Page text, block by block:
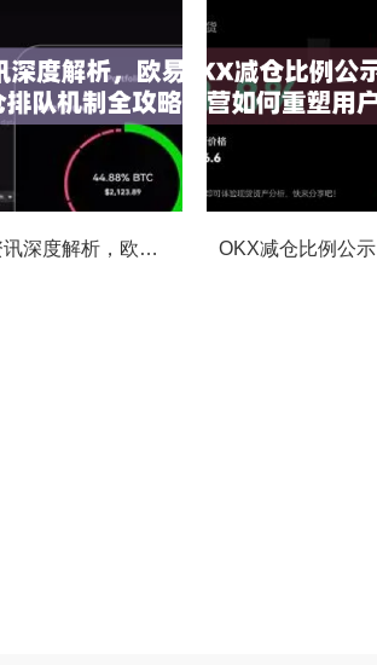
OKX资讯深度解析，欧易自动减仓排队机制全攻略